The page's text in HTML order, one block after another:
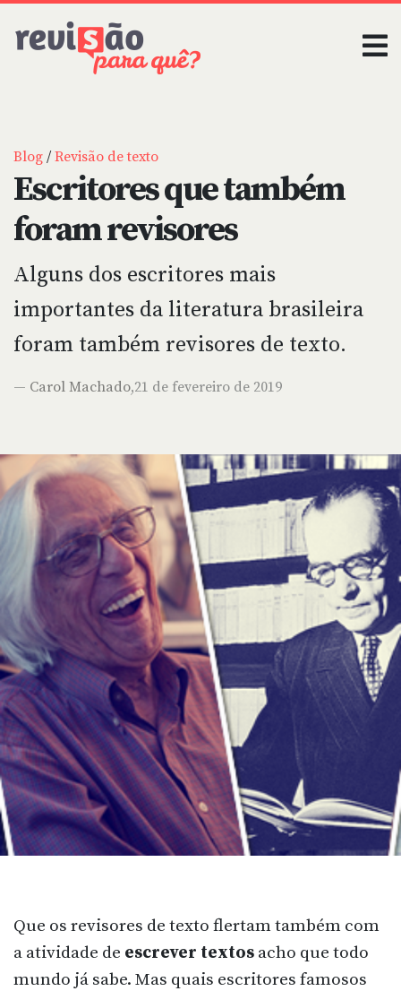
Blog / Revisão de texto
Escritores que também
foram revisores
Alguns dos escritores mais
importantes da literatura brasileira
foram também revisores de texto.
— Carol Machado,21 de fevereiro de 2019
Que os revisores de texto flertam também com
a atividade de escrever textos acho que todo
mundo já sabe. Mas quais escritores famosos